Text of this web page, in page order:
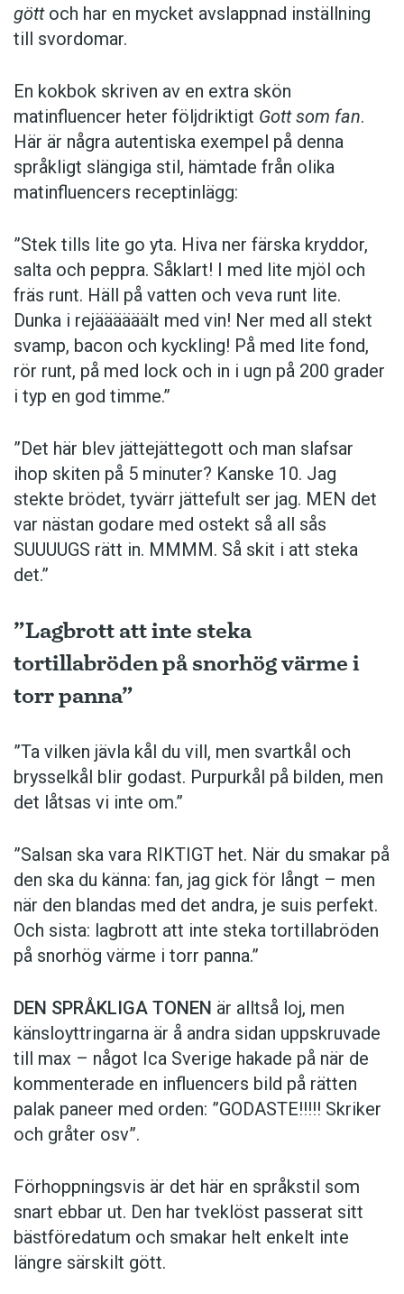
göttoch har en mycket avslappnad inställning
till svordomar.
En kokbok ­skriven av en extra skön
matinfluencer heter följd­riktigt Gott som fan.
Här är några autentiska ­exempel på denna
språkligt slängiga stil, ­hämtade från olika
matinfluencers receptinlägg:
”Stek tills lite go yta. Hiva ner färska kryddor,
salta och peppra. Såklart! I med lite mjöl och
fräs runt. Häll på vatten och veva runt lite.
Dunka i rejäääääält med vin! Ner med all stekt
svamp, bacon och kyckling! På med lite fond,
rör runt, på med lock och in i ugn på 200 grader
i typ en god timme.”
”Det här blev jättejättegott och man slafsar
ihop skiten på 5 minuter? Kanske 10. Jag
stekte brödet, tyvärr jättefult ser jag. MEN det
var nästan godare med ostekt så all sås
SUUUUGS rätt in. MMMM. Så skit i att steka
det.”
”Lagbrott att inte steka
tortillabröden på snorhög värme i
torr panna”
”Ta vilken jävla kål du vill, men svartkål och
brysselkål blir ­godast. ­Purpurkål på bilden, men
det låtsas vi inte om.”
”Salsan ska vara ­RIKTIGT het. När du smakar på
den ska du känna: fan, jag gick för långt – men
när den blandas med det andra, je suis perfekt.
Och sista: lagbrott att inte steka tortillabröden
på snorhög värme i torr panna.”
DEN SPRÅKLIGA TONEN är alltså loj, men
känsloyttringarna är å andra sidan uppskruvade
till max – något Ica Sverige hakade på när de
kommen­terade en influencers bild på rätten
palak paneer med orden: ­”GODASTE!!!!! Skriker
och gråter osv”.
Förhoppningsvis är det här en språkstil som
snart ebbar ut. Den har tveklöst passerat sitt
bästföredatum och smakar helt enkelt inte
längre särskilt gött.